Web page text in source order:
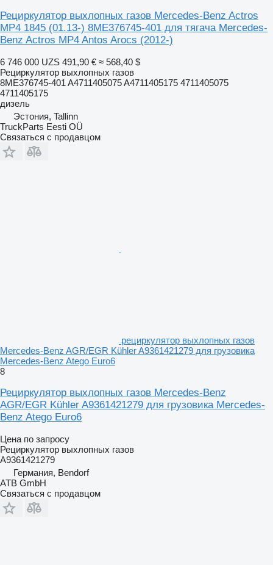
Рециркулятор выхлопных газов Mercedes-Benz Actros
MP4 1845 (01.13-) 8ME376745-401 для тягача Mercedes-
Benz Actros MP4 Antos Arocs (2012-)
6 746 000 UZS 491,90 € ≈ 568,40 $
Рециркулятор выхлопных газов
8ME376745-401 A4711405075 A4711405175 4711405075
4711405175
дизель
Эстония, Tallinn
TruckParts Eesti OÜ
Связаться с продавцом
рециркулятор выхлопных газов
Mercedes-Benz AGR/EGR Kühler A9361421279 для грузовика
Mercedes-Benz Atego Euro6
8
Рециркулятор выхлопных газов Mercedes-Benz
AGR/EGR Kühler A9361421279 для грузовика Mercedes-
Benz Atego Euro6
Цена по запросу
Рециркулятор выхлопных газов
A9361421279
Германия, Bendorf
ATB GmbH
Связаться с продавцом